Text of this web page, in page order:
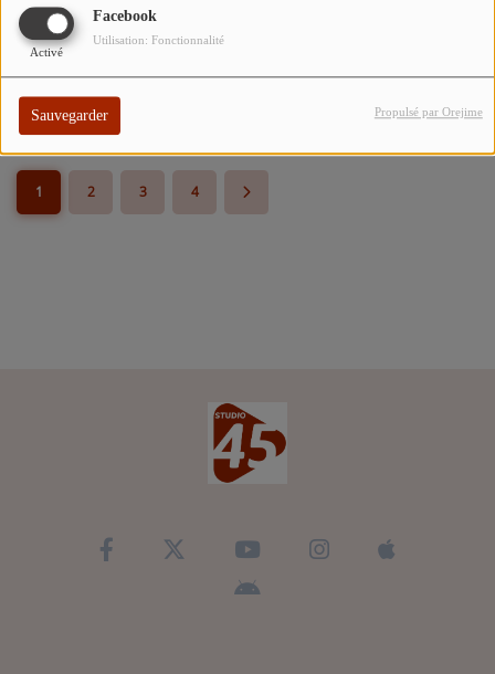
Facebook
Activé
Utilisation: Fonctionnalité
Sauvegarder Propulsé par Orejime
Émission spéciale en direct de Studio 45 à
1 2 3 4